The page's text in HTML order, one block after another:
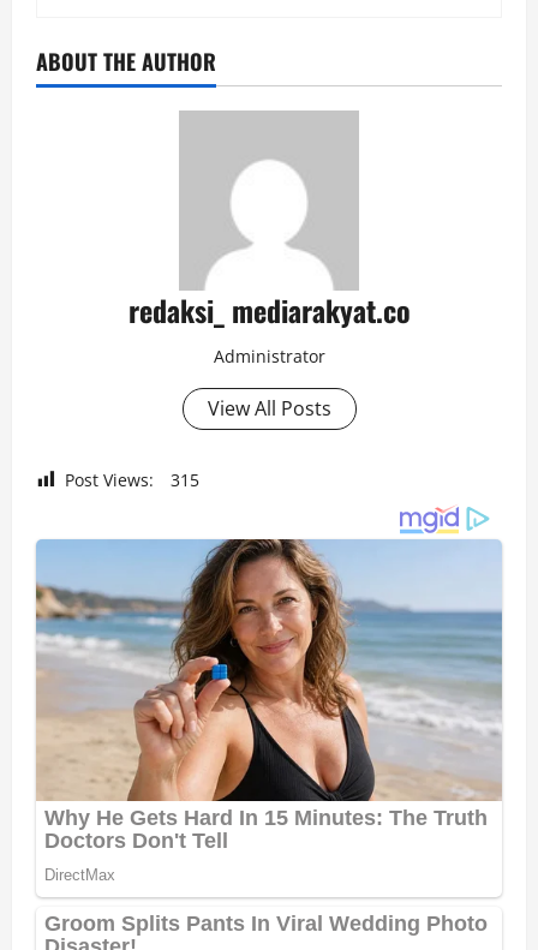
ABOUT THE AUTHOR
redaksi_ mediarakyat.co
Administrator
View All Posts
Post Views: 315